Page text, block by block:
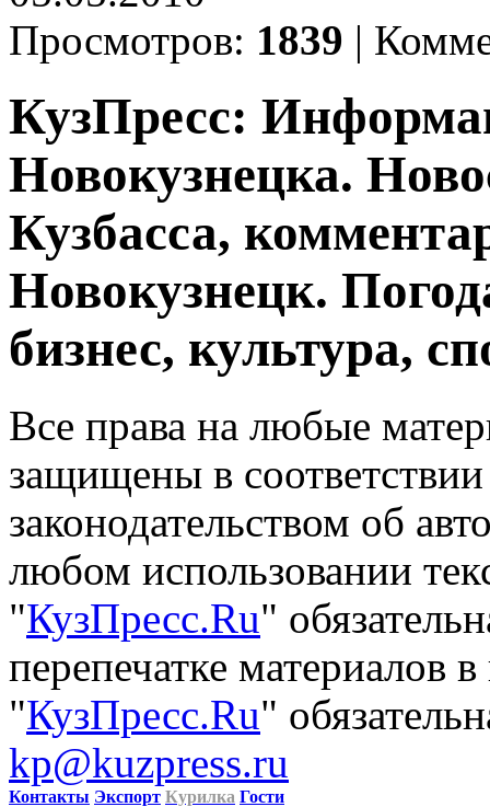
Просмотров: 1839 |
КузПресс:
Новокузнецка.
Кузбасса,
Новокузнецк.
бизнес, культура,
Все права на любые
защищены в
законодательством об
любом использовании
"КузПресс.Ru"
перепечатке материалов
"КузПресс.Ru"
kp@kuzpress.ru
Контакты Экспорт Курилка Гости